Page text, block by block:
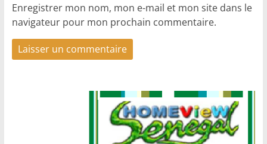
Enregistrer mon nom, mon e-mail et mon site dans le
navigateur pour mon prochain commentaire.